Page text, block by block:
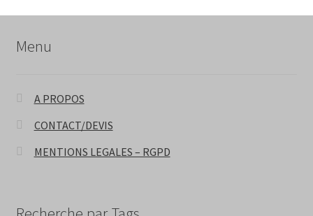
Menu
A PROPOS
CONTACT/DEVIS
MENTIONS LEGALES – RGPD